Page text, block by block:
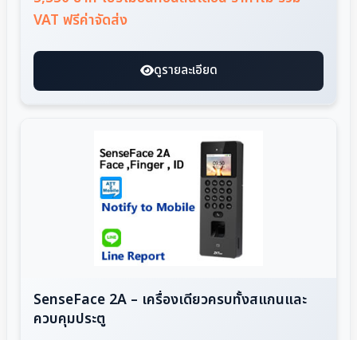
VAT ฟรีค่าจัดส่ง
ดูรายละเอียด
SenseFace 2A – เครื่องเดียวครบทั้งสแกนและ
ควบคุมประตู